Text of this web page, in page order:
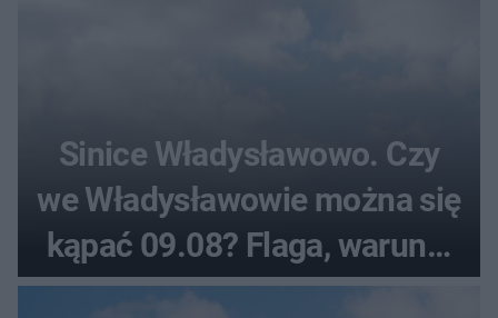
Sinice Władysławowo. Czy
we Władysławowie można się
kąpać 09.08? Flaga, warunki
pogodowe